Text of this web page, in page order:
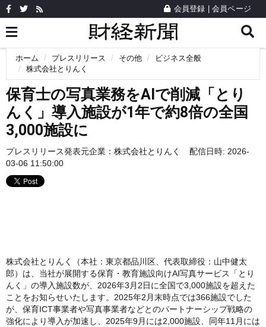
会員登録 会員ページ
ホーム プレスリリース その他
ビジネス全般
株式会社とりんく
保育士の写真業務をAIで削減「とり
んく」導入施設が1年で約8倍の全国
3,000施設に
プレスリリース発表元企業： 株式会社とりんく
配信日時: 2026-
03-06 11:50:00
株式会社とりんく（本社：東京都品川区、代表取締役：山中健太
郎）は、当社が展開する保育・教育施設向けAI写真サービス「とり
んく」の導入施設数が、2026年3月2日に全国で3,000施設を超えた
ことをお知らせいたします。2025年2月末時点では366施設でした
が、保育ICT事業者や写真事業者などとのパートナーシップ戦略の
強化により導入が加速し、2025年9月には2,000施設、同年11月には